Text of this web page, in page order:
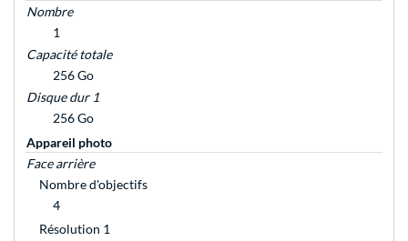
Nombre
1
Capacité totale
256 Go
Disque dur 1
256 Go
Appareil photo
Face arrière
Nombre d'objectifs
4
Résolution 1